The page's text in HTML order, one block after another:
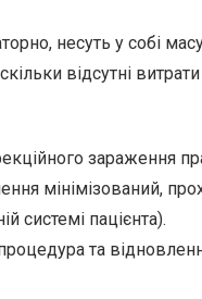
несуть у собі
відсутні
зараження
мінімізований,
системі пацієнта).
та